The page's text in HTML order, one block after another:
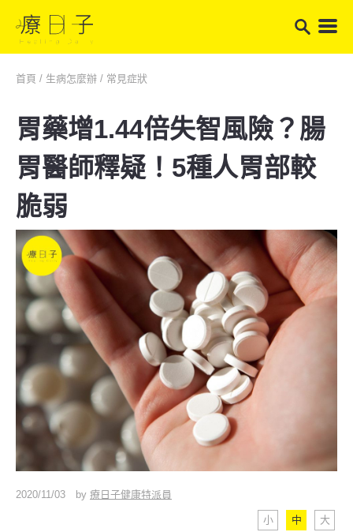
首頁 / 生病怎麼辦 / 常見症狀
胃藥增1.44倍失智風險？腸
胃醫師釋疑！5種人胃部較
脆弱
2020/11/03 by 療日子健康特派員
小 中 大